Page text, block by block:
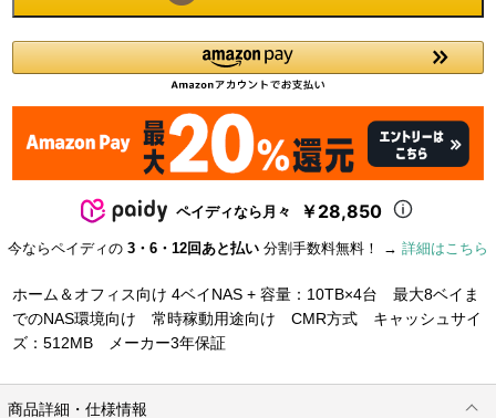
ペイディなら月々 ￥28,850
今ならペイディの 3・6・12回あと払い 分割手数料無料！ → 詳細はこちら
ホーム＆オフィス向け 4ベイNAS + 容量：10TB×4台 最大8ベイま
でのNAS環境向け 常時稼動用途向け CMR方式 キャッシュサイ
ズ：512MB メーカー3年保証
商品詳細・仕様情報